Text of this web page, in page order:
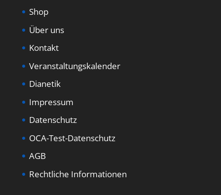
Shop
Über uns
Kontakt
Veranstaltungskalender
Dianetik
Impressum
Datenschutz
OCA-Test-Datenschutz
AGB
Rechtliche Informationen